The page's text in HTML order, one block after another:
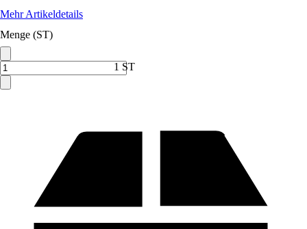
Mehr Artikeldetails
Menge (ST)
1 ST